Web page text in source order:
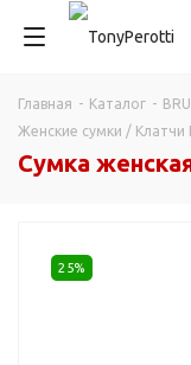
Главная - Каталог -
Женские сумки / Клатчи
Сумка
25%